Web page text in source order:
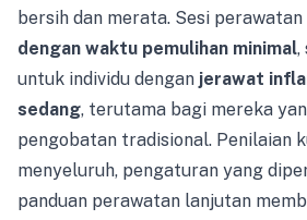
bersih dan merata. Sesi perawatan
dengan waktu pemulihan minimal,
untuk individu dengan jerawat
sedang, terutama bagi mereka
pengobatan tradisional. Penilaian
menyeluruh, pengaturan yang
panduan perawatan lanjutan